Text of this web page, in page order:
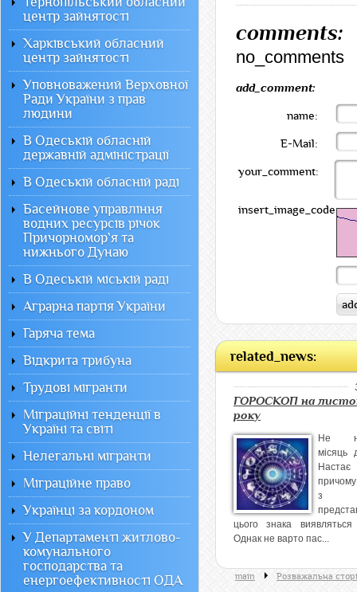
comments:
no_comments
add_comment:
name:
E-Mail:
your_comment:
insert_image_code:
related_news:
ГОРОСКОП на
року
Не
місяць
Настає
причому
з
цього знака виявляться
Однак не варто пас...
main Розважальна
центр зайнятості
Харківський обласний
центр зайнятості
Уповноважений Верховної
Ради України з прав
людини
В Одеській обласній
державній адміністрації
В Одеській обласній раді
Басейнове управління
водних ресурсів річок
Причорномор`я та
нижнього Дунаю
В Одеській міській раді
Аграрна партія України
Гаряча тема
Відкрита трибуна
Трудові мігранти
Міграційні тенденції в
Україні та світі
Нелегальні мігранти
Міграційне право
Українці за кордоном
У Департаменті житлово-
комунального
господарства та
енергоефективності ОДА